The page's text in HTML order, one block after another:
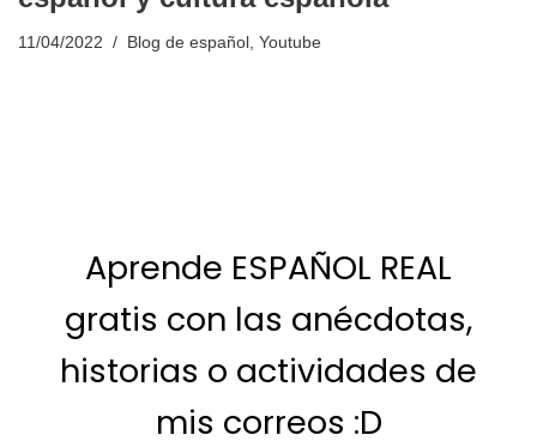
11/04/2022 Blog de español , Youtube
Aprende ESPAÑOL REAL
gratis con las anécdotas,
historias o actividades de
mis correos :D